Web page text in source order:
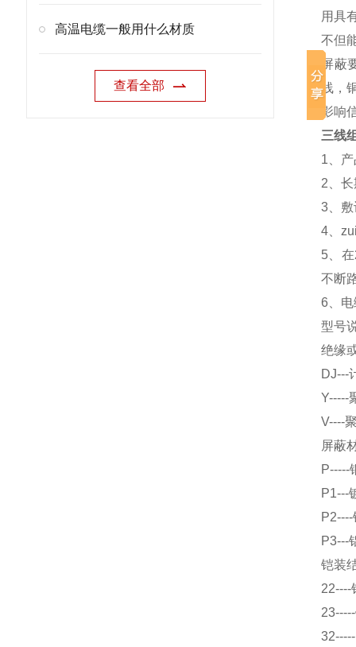
高温电缆一般用什么材质
查看全部
用具
不但
屏蔽
线，
影响
三线
1、
2、
3、
4、
5、
不断
6、
型号
绝缘
DJ---
Y-----
V----
屏蔽
P-----
P1---
P3---
铠装
22----